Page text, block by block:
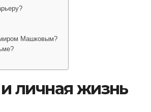
Машковым?
личная жизнь